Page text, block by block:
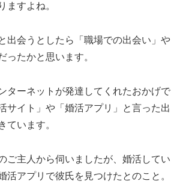
ますよね。
出会うとしたら「職場での出会い」や
ったかと思います。
ターネットが発達してくれたおかげで
サイト」や「婚活アプリ」と言った出
ています。
ご主人から伺いましたが、婚活してい
活アプリで彼氏を見つけたとのこと。